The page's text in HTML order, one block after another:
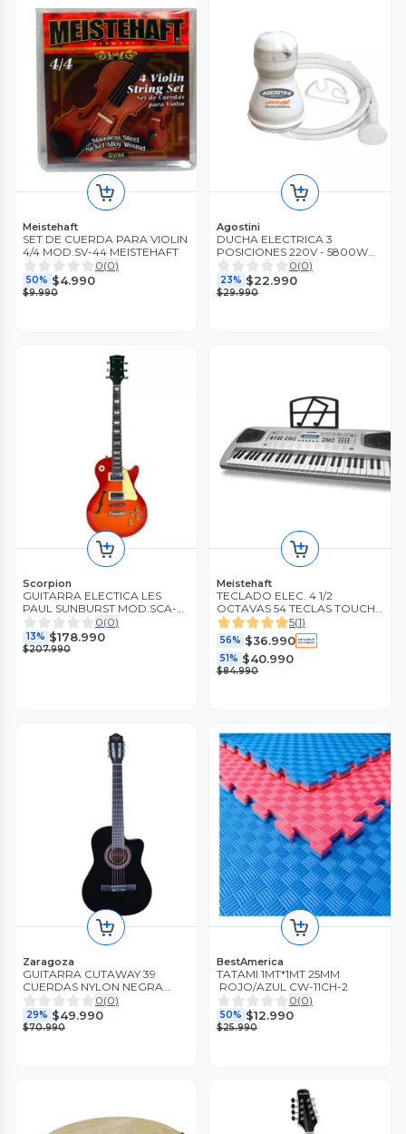
Meistehaft
SET DE CUERDA PARA VIOLIN
4/4 MOD.SV-44 MEISTEHAFT
0(0)
50% $4.990
$9.990
Agostini
DUCHA ELECTRICA 3
POSICIONES 220V - 5800W
AGOSTINI
0(0)
23% $22.990
$29.990
Scorpion
GUITARRA ELECTICA LES
PAUL SUNBURST MOD.SCA-
2018/CS SCORPION
0(0)
13% $178.990
$207.990
Meistehaft
TECLADO ELEC. 4 1/2
OCTAVAS 54 TECLAS TOUCH
MEISTEHAFT 5(1)
56% $36.990
51% $40.990
$84.990
Zaragoza
GUITARRA CUTAWAY 39
CUERDAS NYLON NEGRA
ZARAGOZA
0(0)
29% $49.990
$70.990
BestAmerica
TATAMI 1MT*1MT 25MM
ROJO/AZUL CW-11CH-2
0(0)
50% $12.990
$25.990